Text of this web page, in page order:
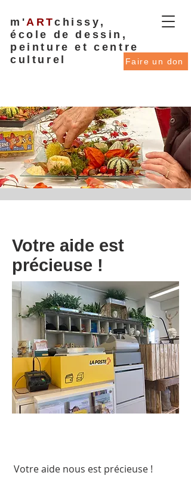
m'ARTchissy,
école de dessin,
peinture et centre
culturel
Faire un don
Votre aide est
précieuse !
Votre aide nous est précieuse !